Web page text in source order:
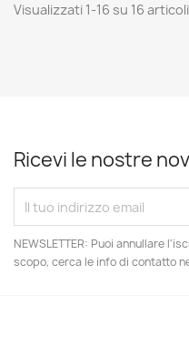
Visualizzati 1-16 su 16 articoli
Ricevi le nostre
NEWSLETTER: Puoi annullare
scopo, cerca le info di contatto